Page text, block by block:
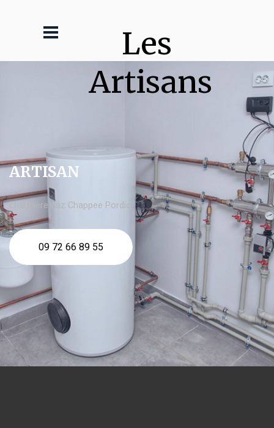
Les
Artisans
ARTISAN
chaudière gaz Chappee Pordic
09 72 66 89 55